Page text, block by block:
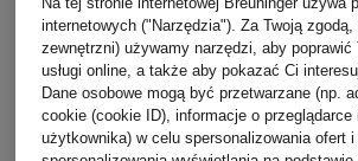
Nike
internetowych ("Narzędzia"). Za Twoją
zewnętrzni) używamy narzędzi, aby
usługi online, a także aby pokazać Ci
Dane osobowe mogą być przetwarzane (np.
cookie (cookie ID), informacje o
użytkownika) w celu spersonalizowania ofert